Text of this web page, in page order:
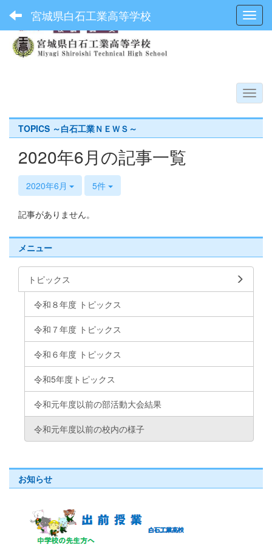
宮城県白石工業高等学校
TOPICS ～白石工業ＮＥＷＳ～
2020年6月の記事一覧
2020年6月 5件
記事がありません。
メニュー
トピックス
令和８年度 トピックス
令和７年度 トピックス
令和６年度 トピックス
令和5年度トピックス
令和元年度以前の部活動大会結果
令和元年度以前の校内の様子
お知らせ